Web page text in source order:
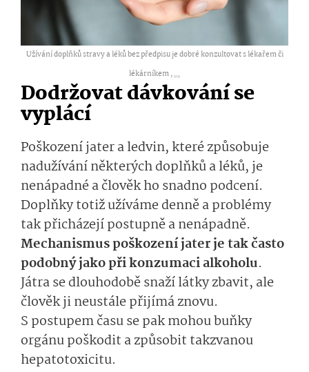
Užívání doplňků stravy a léků bez předpisu je dobré konzultovat s lékařem či
lékárníkem ,...
Dodržovat dávkování se
vyplácí
Poškození jater a ledvin, které způsobuje
nadužívání některých doplňků a léků, je
nenápadné a člověk ho snadno podcení.
Doplňky totiž užíváme denně a problémy
tak přicházejí postupně a nenápadně.
Mechanismus poškození jater je tak často
podobný jako při konzumaci alkoholu.
Játra se dlouhodobě snaží látky zbavit, ale
člověk ji neustále přijímá znovu.
S postupem času se pak mohou buňky
orgánu poškodit a způsobit takzvanou
hepatotoxicitu.